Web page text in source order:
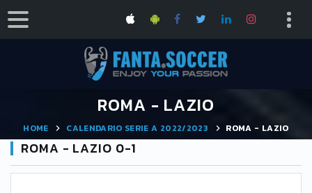
ROMA - LAZIO
HOME CALENDARIO SERIE A 2022/2023 ROMA - LAZIO
ROMA - LAZIO 0-1